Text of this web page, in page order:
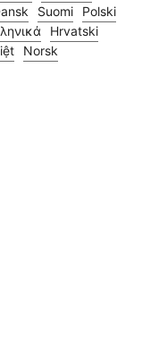
Suomi
Polski
Hrvatski
Norsk